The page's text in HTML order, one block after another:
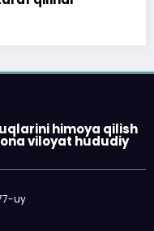
himoya qilish
viloyat hududiy
uy